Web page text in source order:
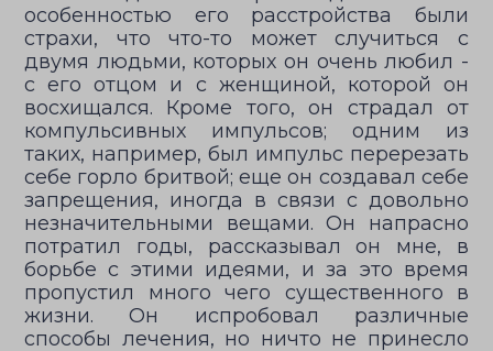
особенностью его расстройства были
страхи, что что-то может случиться с
двумя людьми, которых он очень любил -
с его отцом и с женщиной, которой он
восхищался. Кроме того, он страдал от
компульсивных импульсов; одним из
таких, например, был импульс перерезать
себе горло бритвой; еще он создавал себе
запрещения, иногда в связи с довольно
незначительными вещами. Он напрасно
потратил годы, рассказывал он мне, в
борьбе с этими идеями, и за это время
пропустил много чего существенного в
жизни. Он испробовал различные
способы лечения, но ничто не принесло